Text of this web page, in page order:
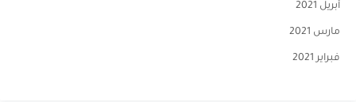
أبريل 2021
مارس 2021
فبراير 2021